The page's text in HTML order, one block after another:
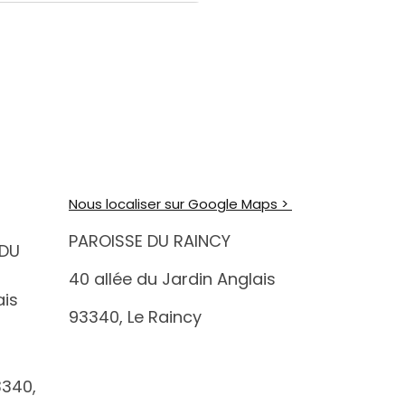
Nous localiser sur Google Maps >
PAROISSE DU RAINCY
40 allée du Jardin Anglais
93340, Le Raincy